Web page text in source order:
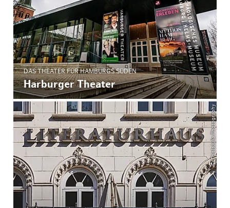
DAS THEATER FÜR HAMBURGS SÜDEN
Harburger Theater
© ThisIsJulia Photography